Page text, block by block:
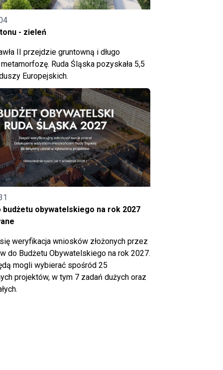
- zieleń
II przejdzie gruntowną i długo
Ruda Śląska pozyskała 5,5
Europejskich.
budżetu obywatelskiego na rok 2027
weryfikacja wniosków złożonych przez
do Budżetu Obywatelskiego na rok 2027.
mogli wybierać spośród 25
projektów, w tym 7 zadań dużych oraz